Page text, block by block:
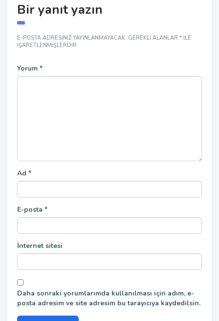
Bir yanıt yazın
E-POSTA ADRESINIZ YAYINLANMAYACAK. GEREKLI ALANLAR * ILE
IŞARETLENMIŞLERDIR
Yorum *
Ad *
E-posta *
İnternet sitesi
Daha sonraki yorumlarımda kullanılması için adım, e-
posta adresim ve site adresim bu tarayıcıya kaydedilsin.